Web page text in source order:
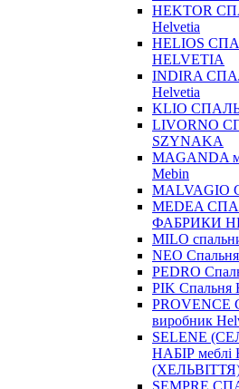
HEKTOR
Helvetia
HELIOS
HELVETIA
INDIRA
Helvetia
KLIO
LIVORNO
SZYNAKA
MAGANDA
Mebin
MEDEA
ФАБРИКИ
MILO
NEO
PEDRO
PIK Спальня
виробник
SELENE
НАБІР меблі
SEMPRE